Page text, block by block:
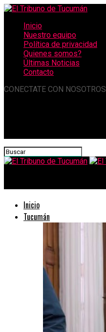
Inicio
Nuestro equipo
Política de privacidad
Quienes somos?
Últimas Noticias
Contacto
CONECTATE CON NOSOTROS
Inicio
Tucumán